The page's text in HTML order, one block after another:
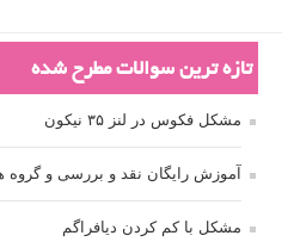
تازه ترین سوالات مطرح شده
مشکل فکوس در لنز ۳۵ نیکون
آموزش رایگان نقد و بررسی و گروه
مشکل با کم کردن دیافراگم